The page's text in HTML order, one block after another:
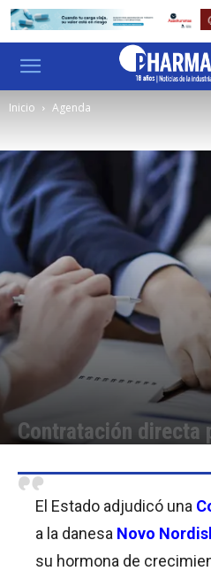
Inicio Agenda
Contratación directa
El Estado adjudicó una
a la danesa Novo
su hormona de